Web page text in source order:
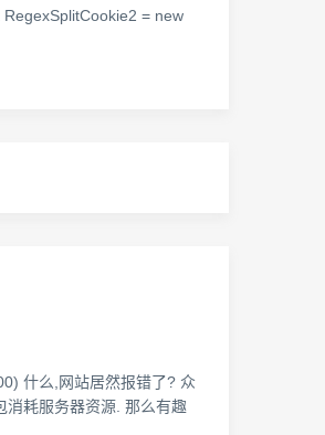
= new
什么,网站居然报错了? 众
消耗服务器资源. 那么有趣